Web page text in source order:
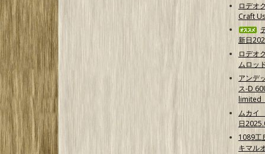
ロデオ
Craft
新日
ロデオ
ムロッ
アンデ
ス-D
limited
ムカイ
日
1089
キマル